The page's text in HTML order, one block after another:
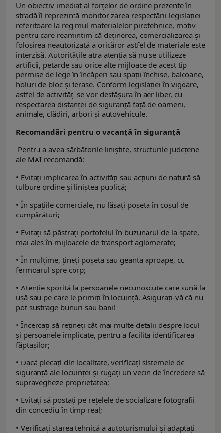
Un obiectiv imediat al forțelor de ordine prezente în
stradă îl reprezintă monitorizarea respectării legislației
referitoare la regimul materialelor pirotehnice, motiv
pentru care reamintim că deținerea, comercializarea și
folosirea neautorizată a oricăror astfel de materiale este
interzisă. Autorităţile atra atenția să nu se utilizeze
artificii, petarde sau orice alte mijloace de acest tip
permise de lege în încăperi sau spații închise, balcoane,
holuri de bloc și terase. Conform legislației în vigoare,
astfel de activități se vor desfășura în aer liber, cu
respectarea distanței de siguranță față de oameni,
animale, clădiri, arbori și autovehicule.
Recomandări pentru o vacanță în siguranță
Pentru a avea sărbătorile liniștite, structurile județene
ale MAI recomandă:
• Evitați implicarea în activități sau acțiuni de natură să
tulbure ordine și liniștea publică;
• În spațiile comerciale, nu lăsați poșeta în coșul de
cumpărături;
• Evitați să păstrați portofelul în buzunarul de la spate,
mai ales în mijloacele de transport aglomerate;
• În mulțime, țineți poșeta sau geanta aproape, cu
fermoarul spre corp;
• Atenție sporită la persoanele necunoscute care sună la
ușă sau pe care le primiți în locuință. Asigurați-vă că nu
pot sustrage bunuri sau bani!
• Încercați să rețineți cât mai multe detalii despre locul
și persoanele implicate, pentru a facilita identificarea
făptașilor;
• Dacă plecați din localitate, verificați sistemele de
siguranță ale locuinței și rugați un vecin de încredere să
supravegheze proprietatea;
• Evitați să postați pe rețelele de socializare fotografii
din concediu în timp real;
• Verificați starea tehnică a autoturismului și adaptați